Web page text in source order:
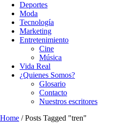
Deportes
Moda
Tecnología
Marketing
Entretenimiento
Cine
Música
Vida Real
¿Quienes Somos?
Glosario
Contacto
Nuestros escritores
Home /Posts Tagged "tren"